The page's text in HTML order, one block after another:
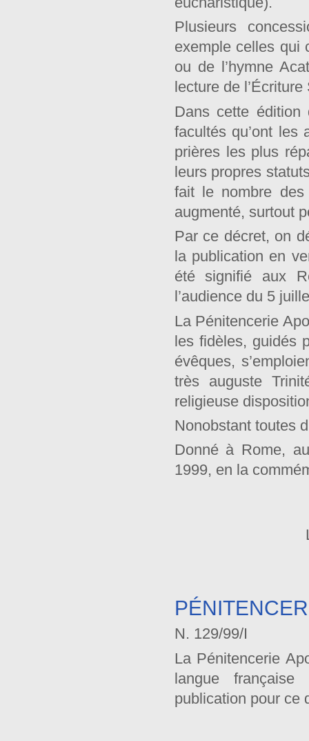
Plusieurs
exemple celles qui
ou de l’hymne
lecture de
Dans cette édition
facultés qu’ont les
prières les plus
leurs propres
fait le nombre des
augmenté, surtout
Par ce décret, on
la publication en
été signifié aux
l’audience du 5
La Pénitencerie
les fidèles, guidés
évêques,
très auguste
religieuse
Nonobstant toutes
Donné à Rome,
1999, en la
N. 129/99/I
La Pénitencerie
langue française
publication pour ce